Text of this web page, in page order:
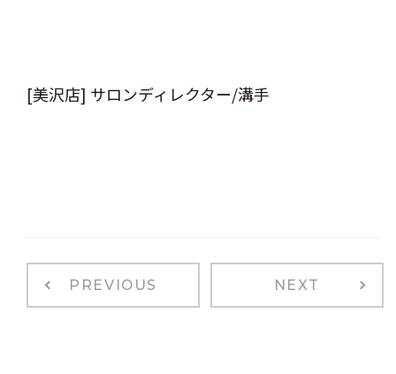
[美沢店] サロンディレクター/溝手
PREVIOUS NEXT